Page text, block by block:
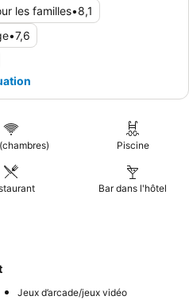
les familles•8,1
•7,6
Piscine
Bar dans l'hôtel
Jeux d’arcade/jeux vidéo